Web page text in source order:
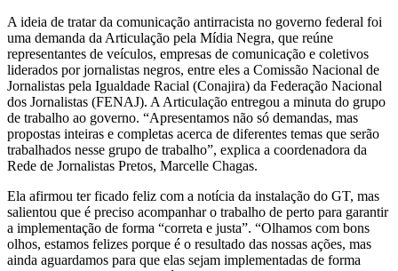
A ideia de tratar da comunicação antirracista no governo federal foi
uma demanda da Articulação pela Mídia Negra, que reúne
representantes de veículos, empresas de comunicação e coletivos
liderados por jornalistas negros, entre eles a Comissão Nacional de
Jornalistas pela Igualdade Racial (Conajira) da Federação Nacional
dos Jornalistas (FENAJ). A Articulação entregou a minuta do grupo
de trabalho ao governo. “Apresentamos não só demandas, mas
propostas inteiras e completas acerca de diferentes temas que serão
trabalhados nesse grupo de trabalho”, explica a coordenadora da
Rede de Jornalistas Pretos, Marcelle Chagas.
Ela afirmou ter ficado feliz com a notícia da instalação do GT, mas
salientou que é preciso acompanhar o trabalho de perto para garantir
a implementação de forma “correta e justa”. “Olhamos com bons
olhos, estamos felizes porque é o resultado das nossas ações, mas
ainda aguardamos para que elas sejam implementadas de forma